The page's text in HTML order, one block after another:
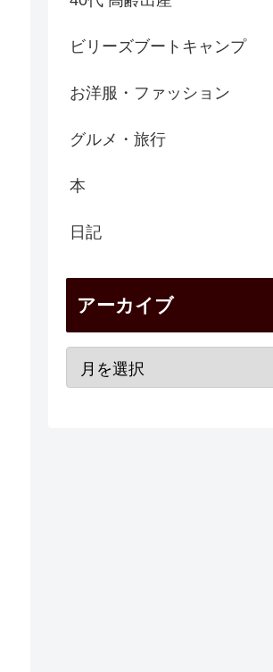
ビリーズブートキャンプ
お洋服・ファッション
グルメ・旅行
本
日記
アーカイブ